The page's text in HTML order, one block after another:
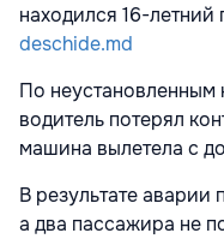
находился 16-
deschide.md
По неустановленным
водитель потерял
машина вылетела с
В результате аварии
а два пассажира не